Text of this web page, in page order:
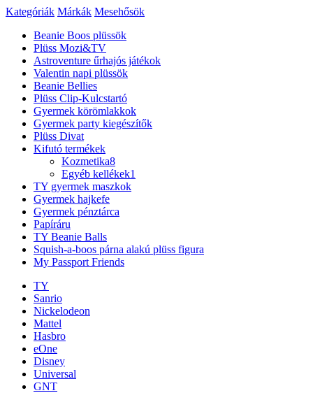
Kategóriák Márkák Mesehősök
Beanie Boos plüssök
Plüss Mozi&TV
Astroventure űrhajós játékok
Valentin napi plüssök
Beanie Bellies
Plüss Clip-Kulcstartó
Gyermek körömlakkok
Gyermek party kiegészítők
Plüss Divat
Kifutó termékek
Kozmetika8
Egyéb kellékek1
TY gyermek maszkok
Gyermek hajkefe
Gyermek pénztárca
Papíráru
TY Beanie Balls
Squish-a-boos párna alakú plüss figura
My Passport Friends
TY
Sanrio
Nickelodeon
Mattel
Hasbro
eOne
Disney
Universal
GNT